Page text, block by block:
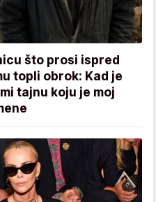
što prosi ispred
topli obrok: Kad je
tajnu koju je moj